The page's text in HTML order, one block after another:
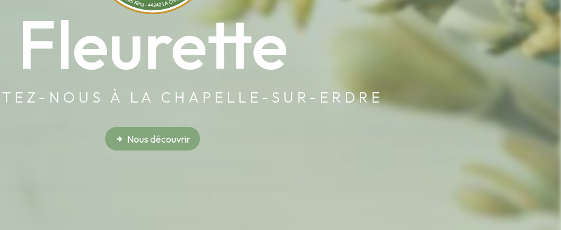
Fleurette
NOUS À LA CHAPELLE-SUR-ERDRE
Nous découvrir